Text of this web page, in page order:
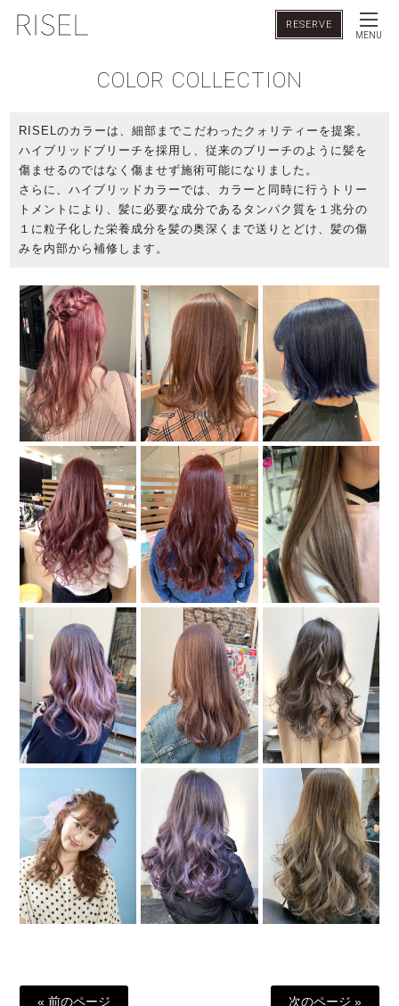
RESERVE
MENU
COLOR COLLECTION
RISELのカラーは、細部までこだわったクォリティーを提案。
ハイブリッドブリーチを採用し、従来のブリーチのように髪を
傷ませるのではなく傷ませず施術可能になりました。
さらに、ハイブリッドカラーでは、カラーと同時に行うトリー
トメントにより、髪に必要な成分であるタンパク質を１兆分の
１に粒子化した栄養成分を髪の奥深くまで送りとどけ、髪の傷
みを内部から補修します。
« 前のページ 次のページ »